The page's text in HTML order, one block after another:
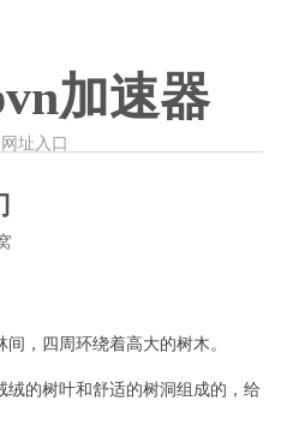
加速器
址入口
，四周环绕着高大的树木。
的树叶和舒适的树洞组成的，给